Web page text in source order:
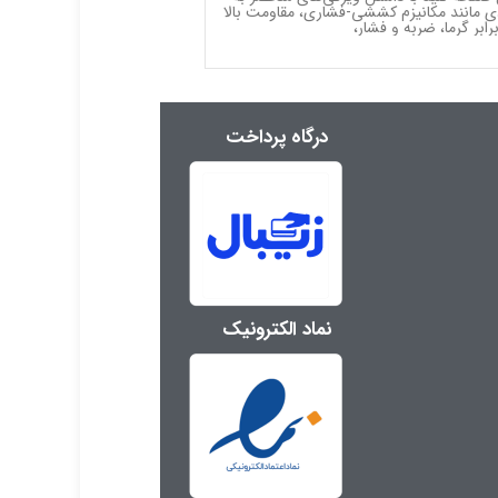
مانند مکانیزم کششی-فشاری، مقاومت بالا
گرما، ضربه و فشار،
درگاه پرداخت
نماد الکترونیک